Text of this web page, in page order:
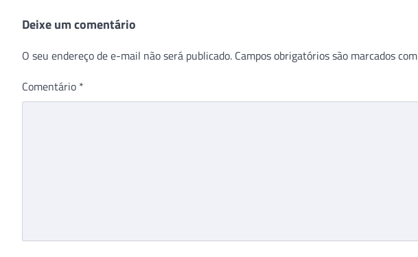
Deixe um comentário
O seu endereço de e-mail não será publicado. Campos obrigatórios são marcados com
Comentário *